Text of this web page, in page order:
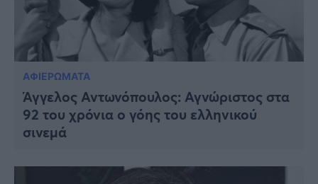
ΑΦΙΕΡΩΜΑΤΑ
Άγγελος Αντωνόπουλος: Αγνώριστος στα
92 του χρόνια ο γόης του ελληνικού
σινεμά